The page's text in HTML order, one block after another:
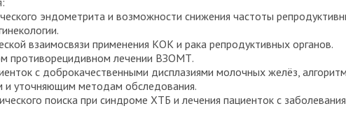
эндометрита и возможности снижения частоты
взаимосвязи применения КОК и рака репродуктивных органов.
противорецидивном лечении ВЗОМТ.
с доброкачественными дисплазиями молочных желёз, алгоритм
и уточняющим методам обследования.
поиска при синдроме ХТБ и лечения пациенток с